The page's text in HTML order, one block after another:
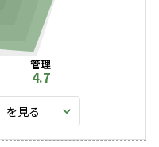
管理
4.7
を見る